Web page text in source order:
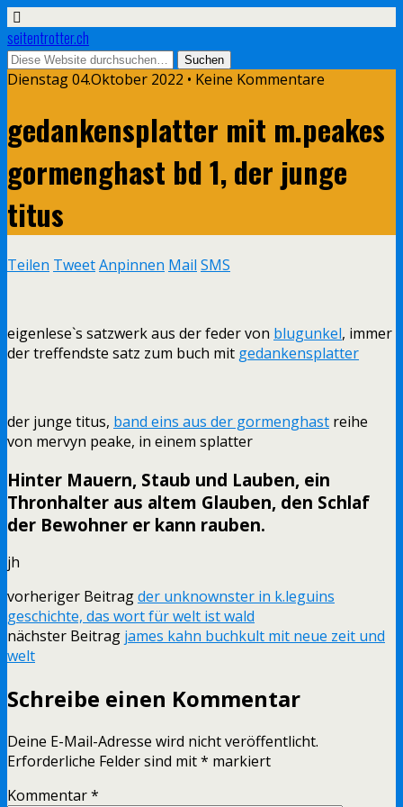
seitentrotter.ch
Dienstag 04.Oktober 2022 • Keine Kommentare
gedankensplatter mit m.peakes
gormenghast bd 1, der junge
titus
Teilen TweetAnpinnen Mail SMS
eigenlese`s satzwerk aus der feder von blugunkel, immer
der treffendste satz zum buch mit gedankensplatter
der junge titus, band eins aus der gormenghast reihe
von mervyn peake, in einem splatter
Hinter Mauern, Staub und Lauben, ein
Thronhalter aus altem Glauben, den Schlaf
der Bewohner er kann rauben.
jh
vorheriger Beitragder unknownster in k.leguins
geschichte, das wort für welt ist wald
nächster Beitrag james kahn buchkult mit neue zeit und
welt
Schreibe einen Kommentar
Deine E-Mail-Adresse wird nicht veröffentlicht.
Erforderliche Felder sind mit* markiert
Kommentar*